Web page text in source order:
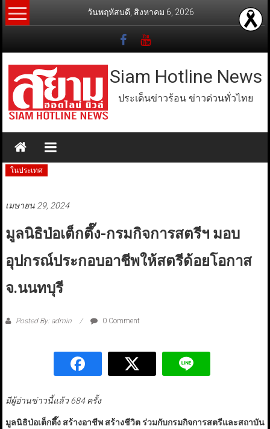
Skip
to
วันพฤหัสบดี, สิงหาคม 6, 2026
Siam Hotline News
ประเด็นข่าวร้อน ข่าวด่วนทั่วไทย
ในประเทศ
เมษายน 29, 2024
มูลนิธิป่อเต็กตึ๊ง-กรมกิจการสตรีฯ มอบ
อุปกรณ์ประกอบอาชีพให้สตรีด้อยโอกาส
จ.นนทบุรี
Posted By: admin 0 Comment
มีผู้อ่านข่าวนี้แล้ว 684 ครั้ง
มูลนิธิป่อเต็กตึ๊ง สร้างอาชีพ สร้างชีวิต ร่วมกับกรมกิจการสตรีและสถาบัน